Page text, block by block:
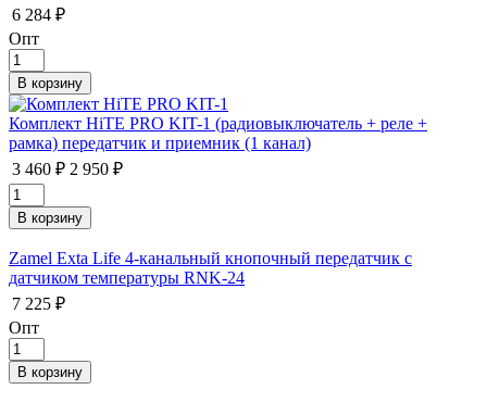
6 284 ₽
Опт
Комплект HiTE PRO KIT-1 (радиовыключатель + реле +
рамка) передатчик и приемник (1 канал)
3 460 ₽ 2 950 ₽
Zamel Exta Life 4-канальный кнопочный передатчик с
датчиком температуры RNK-24
7 225 ₽
Опт